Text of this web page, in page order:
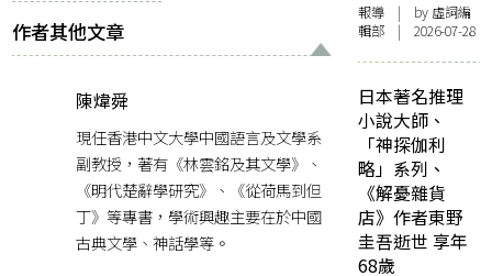
作者其他文章
陳煒舜
現任香港中文大學中國語言及文學系
副教授，著有《林雲銘及其文學》、
《明代楚辭學研究》、《從荷馬到但
丁》等專書，學術興趣主要在於中國
古典文學、神話學等。
報導 | by 虛詞編
輯部 | 2026-07-28
日本著名推理
小說大師、
「神探伽利
略」系列、
《解憂雜貨
店》作者東野
圭吾逝世 享年
68歲